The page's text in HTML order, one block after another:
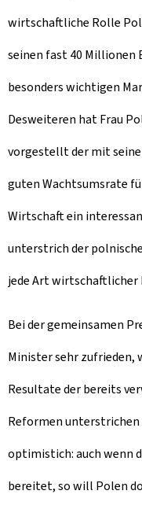
wirtschaftliche Rolle
seinen fast 40
besonders wichtigen
Desweiteren hat Frau
vorgestellt der mit
guten Wachtsumsrate
Wirtschaft ein
unterstrich der
jede Art
Bei der gemeinsamen
Minister sehr zufrieden,
Resultate der bereits
Reformen
optimistich: auch wenn
bereitet, so will Polen